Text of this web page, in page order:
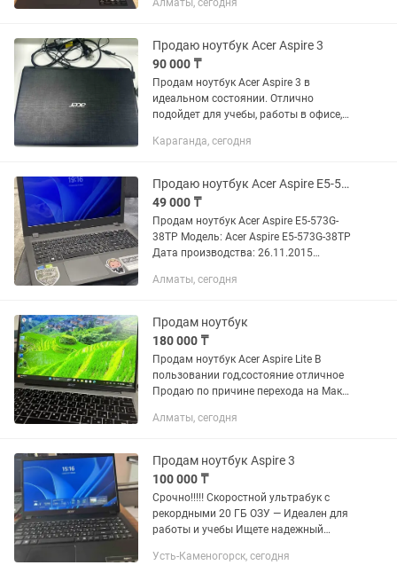
Видеоадаптер: NVIDIA GeForce MX330
Алматы, сегодня
Продаю ноутбук Acer Aspire 3
90 000 ₸
Продам ноутбук Acer Aspire 3 в
идеальном состоянии. Отлично
подойдет для учебы, работы в офисе,
нетребовательных игр. Главная фишка
(1080p)...
Караганда, сегодня
Продаю ноутбук Acer Aspire E5-573G-38TP
49 000 ₸
Продам ноутбук Acer Aspire E5-573G-
38TP Модель: Acer Aspire E5-573G-38TP
Дата производства: 26.11.2015
фильмов, интернета и
Алматы, сегодня
Продам ноутбук
180 000 ₸
Продам ноутбук Acer Aspire Lite В
пользовании год,состояние отличное
Продаю по причине перехода на Мак
Алматы, сегодня
Продам ноутбук Aspire 3
100 000 ₸
Срочно!!!‼️ Скоростной ультрабук с
рекордными 20 ГБ ОЗУ — Идеален для
работы и учебы Ищете надежный
открыто 100 вкладок? Это именно он.
Усть-Каменогорск, сегодня